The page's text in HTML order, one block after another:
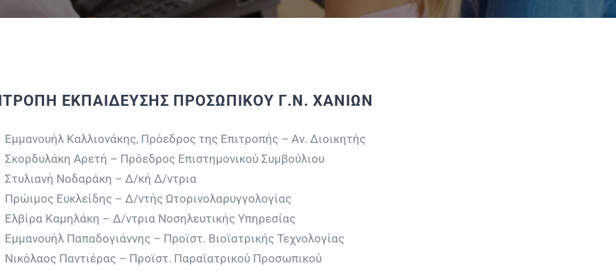
ΕΚΠΑΙΔΕΥΣΗΣ ΠΡΟΣΩΠΙΚΟΥ Γ.Ν. ΧΑΝΙΩΝ
Εμμανουήλ Καλλιονάκης, Πρόεδρος της Επιτροπής – Αν. Διοικητής
Σκορδυλάκη Αρετή – Πρόεδρος Επιστημονικού Συμβούλιου
Στυλιανή Νοδαράκη – Δ/κή Δ/ντρια
Πρώιμος Ευκλείδης – Δ/ντής Ωτορινολαρυγγολογίας
Ελβίρα Καμηλάκη – Δ/ντρια Νοσηλευτικής Υπηρεσίας
Εμμανουήλ Παπαδογιάννης – Προϊστ. Βιοϊατρικής Τεχνολογίας
Νικόλαος Παντιέρας – Προϊστ. Παραϊατρικού Προσωπικού